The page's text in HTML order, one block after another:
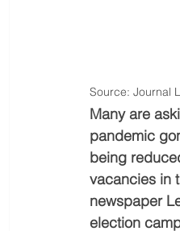
Source: Journal
Many are
pandemic
being
vacancies in
newspaper
election